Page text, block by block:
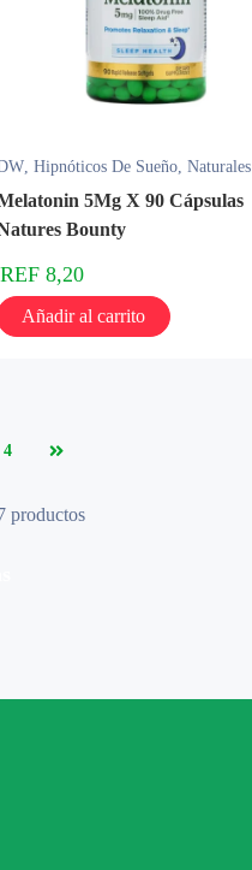
, Hipnóticos De Sueño, Naturales
5Mg X 90 Cápsulas
Bounty
REF 8,20
Añadir al carrito
4
productos